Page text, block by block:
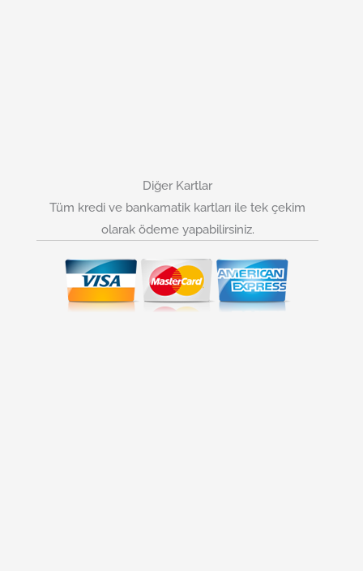
Diğer Kartlar
Tüm kredi ve bankamatik kartları ile tek çekim
olarak ödeme yapabilirsiniz.